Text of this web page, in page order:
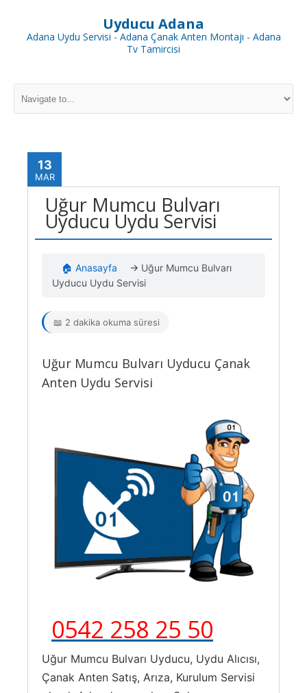
Uyducu Adana
Adana Uydu Servisi - Adana Çanak Anten Montajı - Adana
Tv Tamircisi
13
MAR
Uğur Mumcu Bulvarı
Uyducu Uydu Servisi
🏠 Anasayfa → Uğur Mumcu Bulvarı
Uyducu Uydu Servisi
📖 2 dakika okuma süresi
Uğur Mumcu Bulvarı Uyducu Çanak
Anten Uydu Servisi
0542 258 25 50
Uğur Mumcu Bulvarı Uyducu, Uydu Alıcısı,
Çanak Anten Satış, Arıza, Kurulum Servisi